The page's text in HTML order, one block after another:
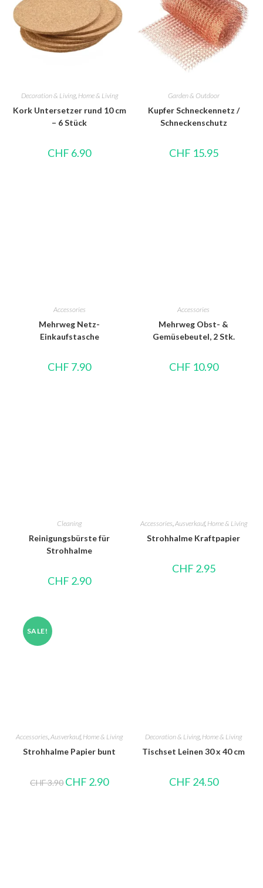
Decoration & Living, Home & Living
Kork Untersetzer rund 10 cm
– 6 Stück
CHF 6.90
Garden & Outdoor
Kupfer Schneckennetz /
Schneckenschutz
CHF 15.95
Accessories
Mehrweg Netz-
Einkaufstasche
CHF 7.90
Accessories
Mehrweg Obst- &
Gemüsebeutel, 2 Stk.
CHF 10.90
Cleaning
Reinigungsbürste für
Strohhalme
CHF 2.90
Accessories Ausverkauf, Home & Living
Strohhalme Kraftpapier
CHF 2.95
SALE!
Accessories,Ausverkauf, Home & Living
Strohhalme Papier bunt
CHF3.90 CHF 2.90
Decoration & Living, Home & Living
Tischset Leinen 30 x 40 cm
CHF 24.50